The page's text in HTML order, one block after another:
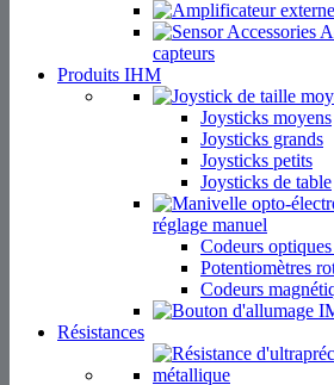
capteurs
Produits IHM
Joysticks moyens
Joysticks grands
Joysticks petits
Joysticks de table
réglage manuel
Codeurs
Potentiomètres
Codeurs
Résistances